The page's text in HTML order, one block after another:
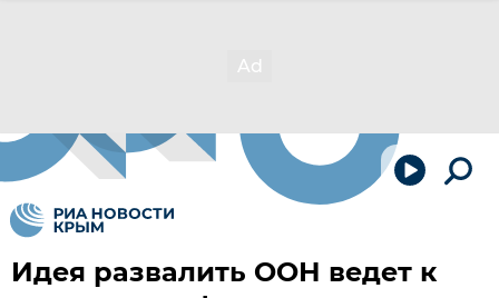
Идея развалить ООН ведет к